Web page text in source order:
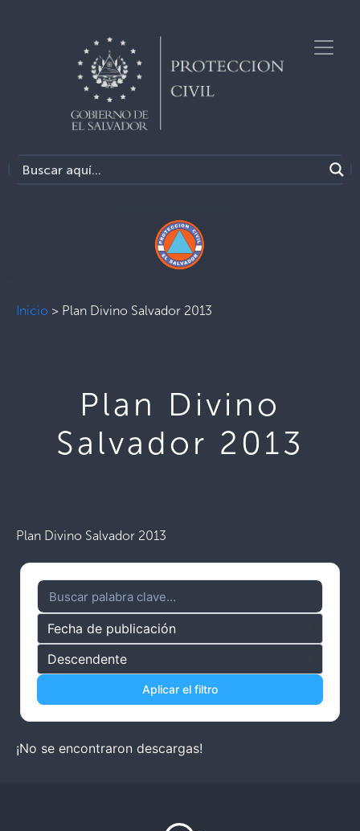
Inicio > Plan Divino Salvador 2013
Plan Divino
Salvador 2013
Plan Divino Salvador 2013
Aplicar el filtro
¡No se encontraron descargas!